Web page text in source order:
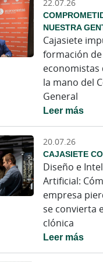
22.07.26
NUESTRA
Cajasiete
formación
economistas
la mano del
General
Leer más
20.07.26
CAJASIETE
Diseño e
Artificial:
empresa
se convierta
clónica
Leer más